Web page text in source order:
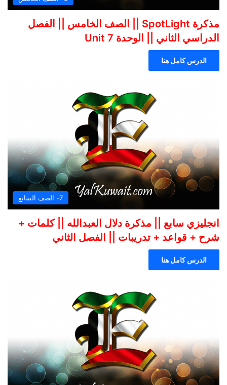
مذكرة SpotLight || الصف الخامس || الفصل
الدراسي الثاني || الوحدة 7 Unit
الدرس كامل هنا
7- الصف السابع
انجليزي سابع || مذكرة دلال العبدالله || كلمات +
شرح + قواعد + تدريبات || الفصل الثاني
الدرس كامل هنا